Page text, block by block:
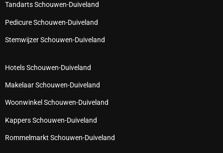
Tandarts Schouwen-Duiveland
Pedicure Schouwen-Duiveland
Stemwijzer Schouwen-Duiveland
Hotels Schouwen-Duiveland
Makelaar Schouwen-Duiveland
Woonwinkel Schouwen-Duiveland
Kappers Schouwen-Duiveland
Rommelmarkt Schouwen-Duiveland